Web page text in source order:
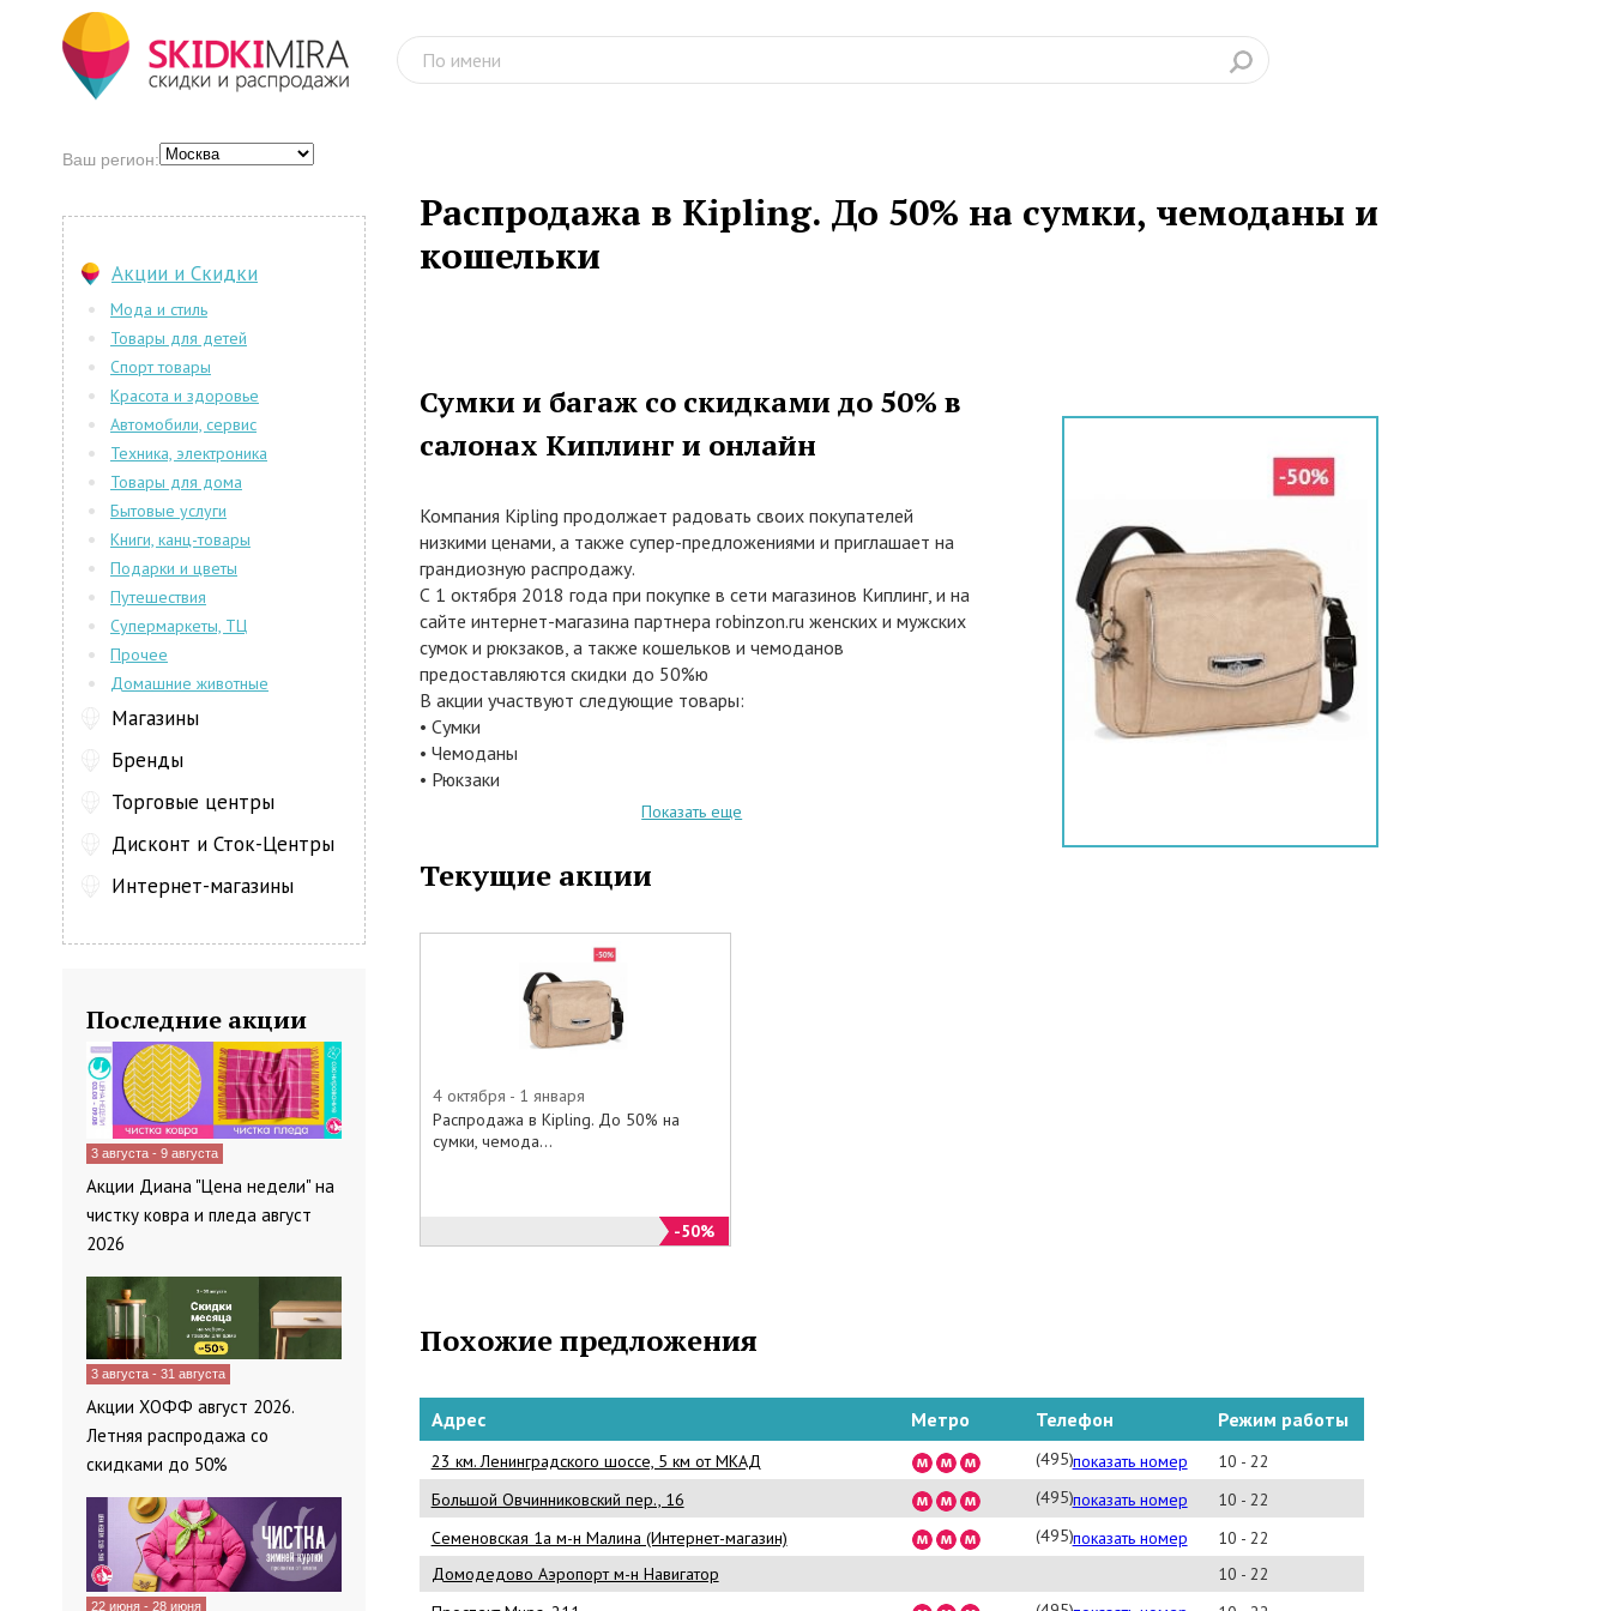
Распродажа в Kipling. До 50% на сумки, чемоданы и
кошельки
Сумки и багаж со скидками до 50% в
салонах Киплинг и онлайн
Компания Kipling продолжает радовать своих покупателей
низкими ценами, а также супер-предложениями и приглашает на
грандиозную распродажу.
С 1 октября 2018 года при покупке в сети магазинов Киплинг, и на
сайте интернет-магазина партнера robinzon.ru женских и мужских
сумок и рюкзаков, а также кошельков и чемоданов
предоставляются скидки до 50%ю
В акции участвуют следующие товары:
• Сумки
• Чемоданы
• Рюкзаки
• Визитницы
• Барсетки
А также: ручная кладь, зажимы для денег, дорожные сумки, ремни,
брелоки и многое другое.
Скидки не суммируются со скидками по Дисконтной карте.
онлайн-каталога товаров на официальном сайте kipling.ru все, о
чем так долго мечтали по минимальным ценам.
Показать еще
Текущие акции
4 октября - 1 января
Распродажа в Kipling. До 50% на
сумки, чемода...
-50%
Похожие предложения
Адрес Метро Телефон Режим работы
23 км. Ленинградского шоссе, 5 км от МКАД (495) 739 86 36
показать номер
10 - 22
Большой Овчинниковский пер., 16
(495)981 42 02
показать номер
10 - 22
Семеновская 1а м-н Малина (Интернет-магазин)
(495) 627-79-11
показать номер
10 - 22
Домодедово Аэропорт м-н Навигатор
10 - 22
Ваш регион:
Акции и Скидки
Мода и стиль
Товары для детей
Спорт товары
Красота и здоровье
Автомобили, сервис
Техника, электроника
Товары для дома
Бытовые услуги
Книги, канц-товары
Подарки и цветы
Путешествия
Супермаркеты, ТЦ
Прочее
Домашние животные
Магазины
Бренды
Торговые центры
Дисконт и Сток-Центры
Интернет-магазины
Последние акции
3 августа - 9 августа
Акции Диана "Цена недели" на
чистку ковра и пледа август
2026
3 августа - 31 августа
Акции ХОФФ август 2026.
Летняя распродажа со
скидками до 50%
22 июня - 28 июня